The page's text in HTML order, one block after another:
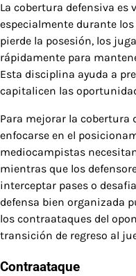
La cobertura defensiva
especialmente durante
pierde la posesión, los
rápidamente para
Esta disciplina ayuda a
capitalicen las
Para mejorar la cobertura
enfocarse en el
mediocampistas
mientras que los
interceptar pases o
defensa bien organizada
los contraataques del
transición de regreso al
Contraataque